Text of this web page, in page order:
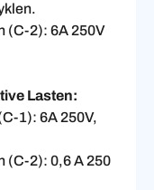
(C-2): 6A 250V
Lasten:
1): 6A 250V,
(C-2): 0,6 A 250